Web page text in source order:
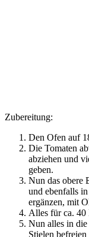
Zubereitung:
Den Ofen auf
Die Tomaten
abziehen und
geben.
Nun das obere
und ebenfalls
ergänzen, mit
Alles für ca. 40
Nun alles in die
Stielen